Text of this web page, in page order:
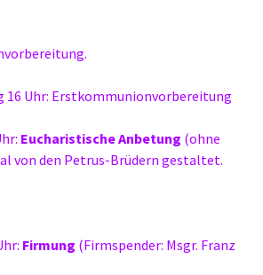
16 Uhr: Erstkommunionvorbereitung
Eucharistische Anbetung (ohne
von den Petrus-Brüdern gestaltet.
Firmung (Firmspender: Msgr. Franz